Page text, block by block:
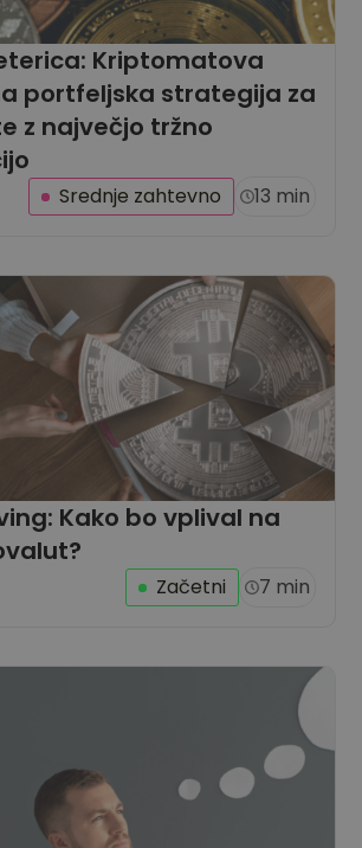
Kriptomatova
portfeljska strategija za
z največjo tržno
Srednje zahtevno 13 min
Kako bo vplival na
Začetni 7 min